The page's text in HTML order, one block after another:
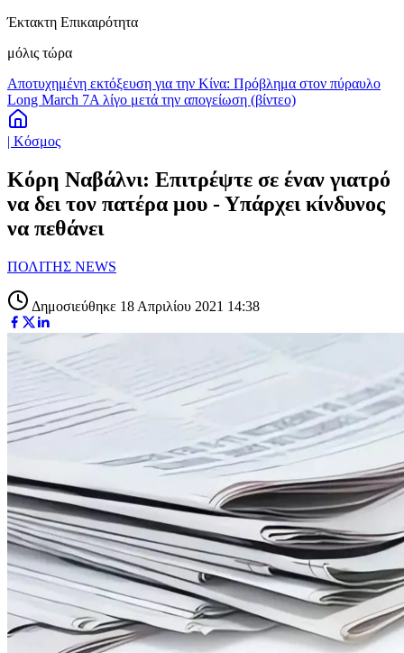
Έκτακτη Επικαιρότητα
μόλις τώρα
Αποτυχημένη εκτόξευση για την Κίνα: Πρόβλημα στον πύραυλο
Long March 7A λίγο μετά την απογείωση (βίντεο)
| Κόσμος
Κόρη Ναβάλνι: Επιτρέψτε σε έναν γιατρό
να δει τον πατέρα μου - Υπάρχει κίνδυνος
να πεθάνει
ΠΟΛΙΤΗΣ NEWS
Δημοσιεύθηκε 18 Απριλίου 2021 14:38